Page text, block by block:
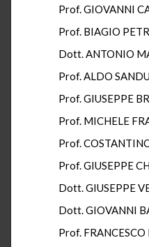
Prof. GIOVANNI
Prof. BIAGIO
Dott. ANTONIO
Prof. ALDO
Prof. GIUSEPPE
Prof. MICHELE
Prof.
Prof. GIUSEPPE
Dott. GIUSEPPE
Dott. GIOVANNI
Prof.